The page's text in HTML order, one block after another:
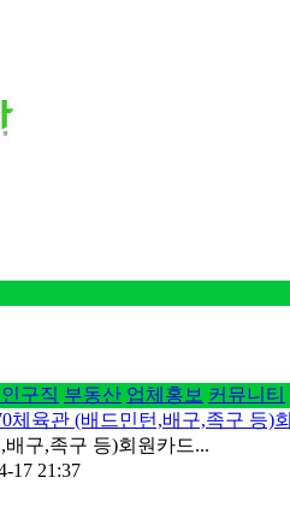
구직 부동산 업체홍보 커뮤니티
체육관 (배드민턴,배구,족구 등)
구,족구 등)회원카드...
17 21:37